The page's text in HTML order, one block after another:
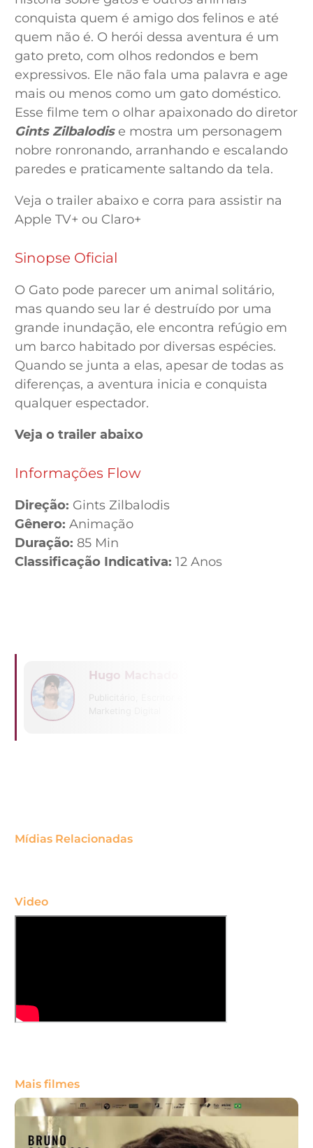
conquista quem é amigo dos felinos e até
quem não é. O herói dessa aventura é um
gato preto, com olhos redondos e bem
expressivos. Ele não fala uma palavra e age
mais ou menos como um gato doméstico.
Esse filme tem o olhar apaixonado do diretor
Gints Zilbalodise mostra um personagem
nobre ronronando, arranhando e escalando
paredes e praticamente saltando da tela.
Veja o trailer abaixo e corra para assistir na
Apple TV+ ou Claro+
Sinopse Oficial
O Gato pode parecer um animal solitário,
mas quando seu lar é destruído por uma
grande inundação, ele encontra refúgio em
um barco habitado por diversas espécies.
Quando se junta a elas, apesar de todas as
diferenças, a aventura inicia e conquista
qualquer espectador.
Veja o trailer abaixo
Informações Flow
Direção: Gints Zilbalodis
Gênero: Animação
Duração: 85 Min
Classificação Indicativa: 12 Anos
Hugo Machado
Publicitário, Escritor e CEO da Host
Marketing Digital
Mídias Relacionadas
Video
Mais filmes